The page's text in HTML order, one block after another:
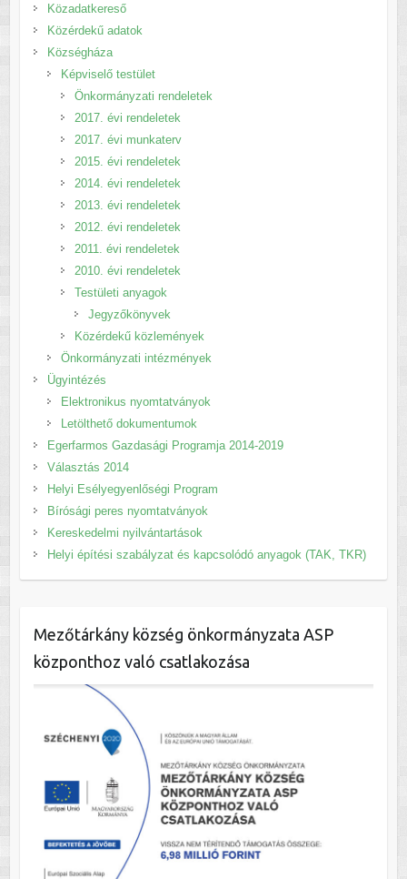
Közadatkereső
Közérdekű adatok
Községháza
Képviselő testület
Önkormányzati rendeletek
2017. évi rendeletek
2017. évi munkaterv
2015. évi rendeletek
2014. évi rendeletek
2013. évi rendeletek
2012. évi rendeletek
2011. évi rendeletek
2010. évi rendeletek
Testületi anyagok
Jegyzőkönyvek
Közérdekű közlemények
Önkormányzati intézmények
Ügyintézés
Elektronikus nyomtatványok
Letölthető dokumentumok
Egerfarmos Gazdasági Programja 2014-2019
Választás 2014
Helyi Esélyegyenlőségi Program
Bírósági peres nyomtatványok
Kereskedelmi nyilvántartások
Helyi építési szabályzat és kapcsolódó anyagok (TAK, TKR)
Mezőtárkány község önkormányzata ASP
központhoz való csatlakozása